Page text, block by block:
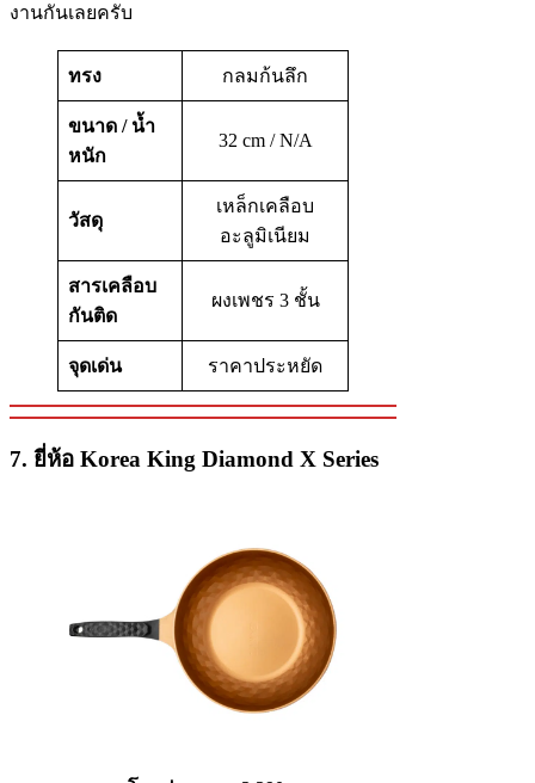
งานกันเลยครับ
ทรง กลมก้นลึก
ขนาด / น้ำ
หนัก
32 cm / N/A
วัสดุ
เหล็กเคลือบ
อะลูมิเนียม
สารเคลือบ
กันติด
ผงเพชร 3 ชั้น
จุดเด่น ราคาประหยัด
7. ยี่ห้อ Korea King Diamond X Series